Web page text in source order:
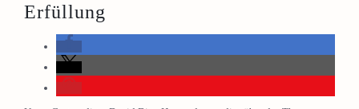
Erfüllung